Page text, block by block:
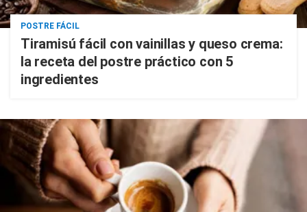
POSTRE FÁCIL
Tiramisú fácil con vainillas y queso crema:
la receta del postre práctico con 5
ingredientes